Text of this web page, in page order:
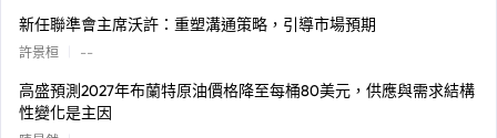
新任聯準會主席沃許：重塑溝通策略，引導市場預期
許景桓 --
高盛預測2027年布蘭特原油價格降至每桶80美元，供應與需求結構
性變化是主因